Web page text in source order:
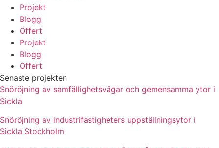
Projekt
Blogg
Offert
Projekt
Blogg
Offert
Senaste projekten
Snöröjning av samfällighetsvägar och gemensamma ytor i
Sickla
Snöröjning av industrifastigheters uppställningsytor i
Sickla Stockholm